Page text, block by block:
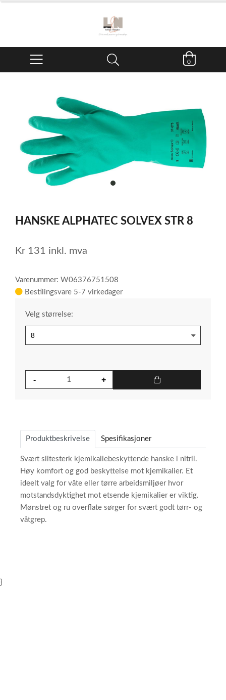
0
item
of
HANSKE ALPHATEC SOLVEX STR 8
Kr 131 inkl. mva
Varenummer: W06376751508
Bestilingsvare 5-7 virkedager
Velg størrelse:
Produktbeskrivelse Spesifikasjoner
Svært slitesterk kjemikaliebeskyttende hanske i nitril.
Høy komfort og god beskyttelse mot kjemikalier. Et
ideelt valg for våte eller tørre arbeidsmiljøer hvor
motstandsdyktighet mot etsende kjemikalier er viktig.
Mønstret og ru overflate sørger for svært godt tørr- og
våtgrep.
}